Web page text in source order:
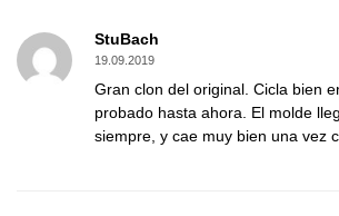
StuBach
19.09.2019
Gran clon del original. Cicla bien
probado hasta ahora. El molde
siempre, y cae muy bien una vez